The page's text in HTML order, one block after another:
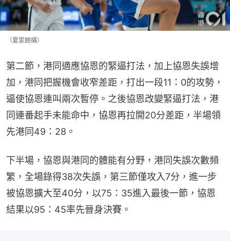
（夏家朗攝）
第二節，港同適應協恩的緊逼打法，加上協恩失誤增
加，港同把握機會收窄差距，打出一段11：0的攻勢，
逼使協恩連叫兩次暫停。之後協恩改變緊逼打法，港
同連番起手未能命中，協恩再拉開20分差距，半場領
先港同49：28。
下半場，協恩與港同的體能有分野，港同失誤次數頻
繁，全場錄得38次失誤，第三節僅攻入7分，進一步
被協恩擴大至40分，以75：35進入最後一節，協恩
結果以95：45率先晉身決賽。